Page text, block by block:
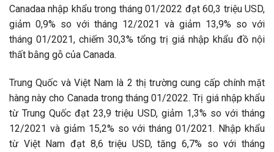
Canadaa nhập khẩu trong tháng 01/2022 đạt 60,3 triệu USD,
giảm 0,9% so với tháng 12/2021 và giảm 13,9% so với
tháng 01/2021, chiếm 30,3% tổng trị giá nhập khẩu đồ nội
thất bằng gỗ của Canada.
Trung Quốc và Việt Nam là 2 thị trường cung cấp chính mặt
hàng này cho Canada trong tháng 01/2022. Trị giá nhập khẩu
từ Trung Quốc đạt 23,9 triệu USD, giảm 1,3% so với tháng
12/2021 và giảm 15,2% so với tháng 01/2021. Nhập khẩu
từ Việt Nam đạt 8,6 triệu USD, tăng 6,7% so với tháng